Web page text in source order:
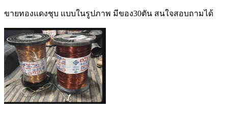
ขายทองแดงชุบ แบบในรูปภาพ มีของ30ตัน สนใจสอบถามได้